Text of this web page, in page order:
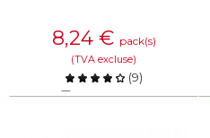
8,24 € pack(s)
(TVA excluse)
(9)
Comparer